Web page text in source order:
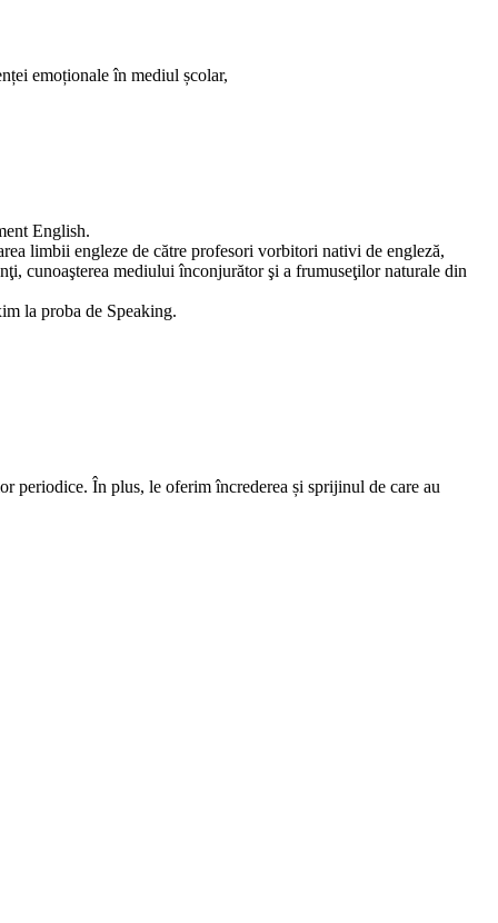
emoționale în mediul școlar,
English.
limbii engleze de către profesori vorbitori nativi de engleză,
cunoaşterea mediului înconjurător şi a frumuseţilor naturale din
la proba de Speaking.
periodice. În plus, le oferim încrederea și sprijinul de care au